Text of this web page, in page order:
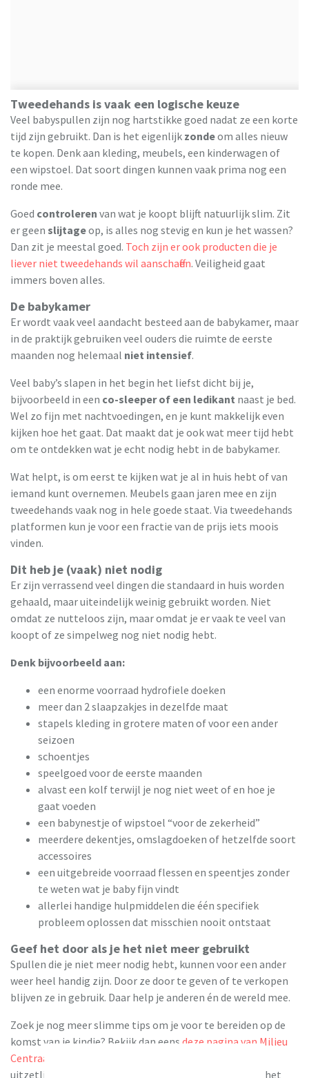
Tweedehands is vaak een logische keuze
Veel babyspullen zijn nog hartstikke goed nadat ze een korte
tijd zijn gebruikt. Dan is het eigenlijk zondeom alles nieuw
te kopen. Denk aan kleding, meubels, een kinderwagen of
een wipstoel. Dat soort dingen kunnen vaak prima nog een
ronde mee.
Goed controleren van wat je koopt blijft natuurlijk slim. Zit
er geen slijtageop, is alles nog stevig en kun je het wassen?
Dan zit je meestal goed. Toch zijn er ook producten die je
liever niet tweedehands wil aanschaffen. Veiligheid gaat
immers boven alles.
De babykamer
Er wordt vaak veel aandacht besteed aan de babykamer, maar
in de praktijk gebruiken veel ouders die ruimte de eerste
maanden nog helemaal niet intensief.
Veel baby’s slapen in het begin het liefst dicht bij je,
bijvoorbeeld in een co-sleeper of een ledikant naast je bed.
Wel zo fijn met nachtvoedingen, en je kunt makkelijk even
kijken hoe het gaat. Dat maakt dat je ook wat meer tijd hebt
om te ontdekken wat je echt nodig hebt in de babykamer.
Wat helpt, is om eerst te kijken wat je al in huis hebt of van
iemand kunt overnemen. Meubels gaan jaren mee en zijn
tweedehands vaak nog in hele goede staat. Via tweedehands
platformen kun je voor een fractie van de prijs iets moois
vinden.
Dit heb je (vaak) niet nodig
Er zijn verrassend veel dingen die standaard in huis worden
gehaald, maar uiteindelijk weinig gebruikt worden. Niet
omdat ze nutteloos zijn, maar omdat je er vaak te veel van
koopt of ze simpelweg nog niet nodig hebt.
Denk bijvoorbeeld aan:
een enorme voorraad hydrofiele doeken
meer dan 2 slaapzakjes in dezelfde maat
stapels kleding in grotere maten of voor een ander
seizoen
schoentjes
speelgoed voor de eerste maanden
alvast een kolf terwijl je nog niet weet of en hoe je
gaat voeden
een babynestje of wipstoel “voor de zekerheid”
meerdere dekentjes, omslagdoeken of hetzelfde soort
accessoires
een uitgebreide voorraad flessen en speentjes zonder
te weten wat je baby fijn vindt
allerlei handige hulpmiddelen die één specifiek
probleem oplossen dat misschien nooit ontstaat
Geef het door als je het niet meer gebruikt
Spullen die je niet meer nodig hebt, kunnen voor een ander
weer heel handig zijn. Door ze door te geven of te verkopen
blijven ze in gebruik. Daar help je anderen én de wereld mee.
Zoek je nog meer slimme tips om je voor te bereiden op de
komst van je kindje? Bekijk dan eens deze pagina van Milieu
Centraal
uitzetlijstjes en praktische dingen om op te letten bij het